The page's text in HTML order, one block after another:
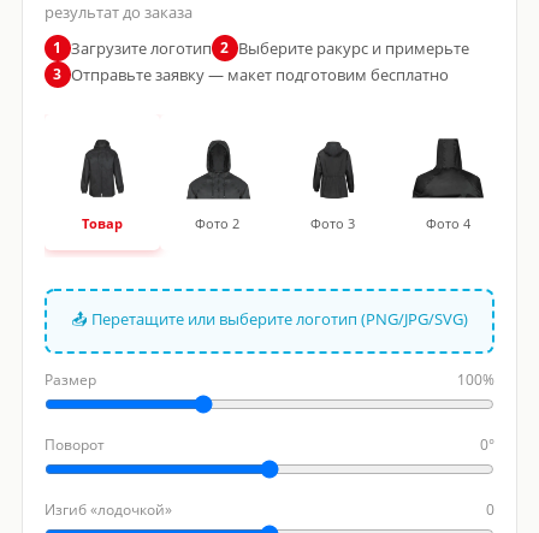
результат до заказа
1 Загрузите логотип 2 Выберите ракурс и примерьте
3 Отправьте заявку — макет подготовим бесплатно
Товар Фото 2 Фото 3 Фото 4
📤 Перетащите или выберите логотип (PNG/JPG/SVG)
Размер 100%
Поворот 0°
Изгиб «лодочкой» 0